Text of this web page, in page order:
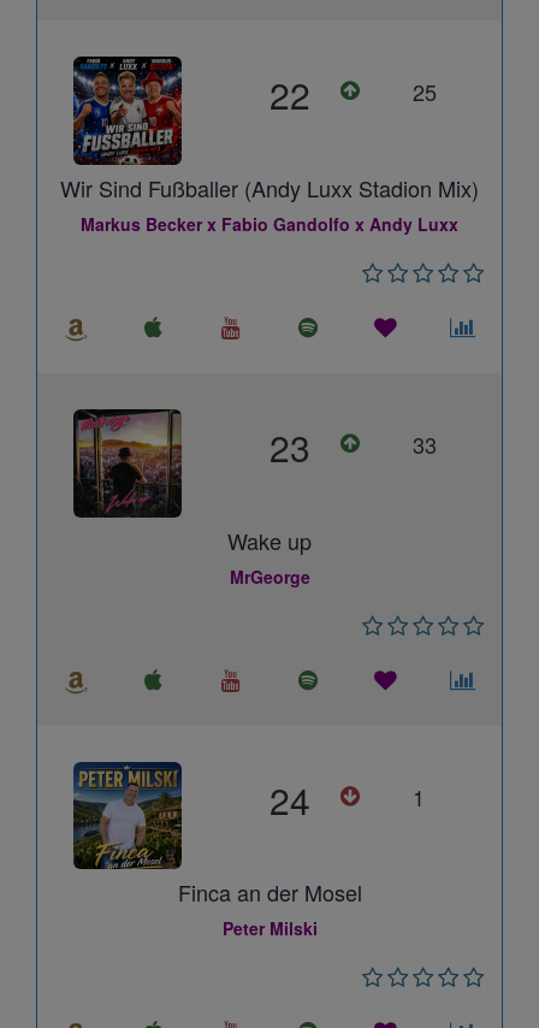
22 25
Wir Sind Fußballer (Andy Luxx Stadion Mix)
Markus Becker x Fabio Gandolfo x Andy Luxx
23 33
Wake up
MrGeorge
24 1
Finca an der Mosel
Peter Milski